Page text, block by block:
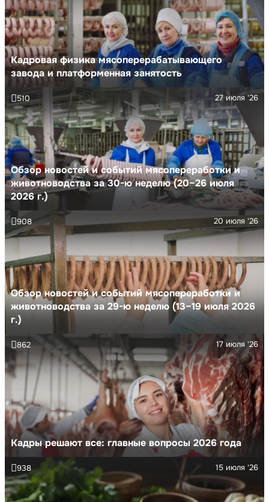
Кадровая физика мясоперерабатывающего
завода и платформенная занятость
Обзор новостей и событий мясопереработки и
животноводства за 30-ю неделю (20–26 июля
2026 г.)
27 июля '26
510
Обзор новостей и событий мясопереработки и
животноводства за 29-ю неделю (13–19 июля 2026
г.)
20 июля '26
908
Кадры решают все: главные вопросы 2026 года
17 июля '26
862
15 июля '26
938